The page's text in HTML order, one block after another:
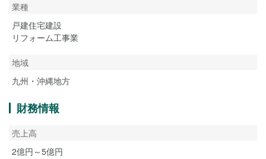
業種
戸建住宅建設
リフォーム工事業
地域
九州・沖縄地方
財務情報
売上高
2億円～5億円